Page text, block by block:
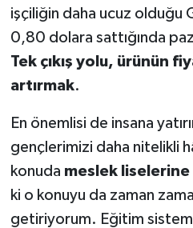
işçiliğin daha ucuz olduğu
0,80 dolara sattığında
Tek çıkış yolu, ürünün
artırmak.
En önemlisi de insana
gençlerimizi daha nitelikli
konuda meslek liselerine
ki o konuyu da zaman
getiriyorum. Eğitim